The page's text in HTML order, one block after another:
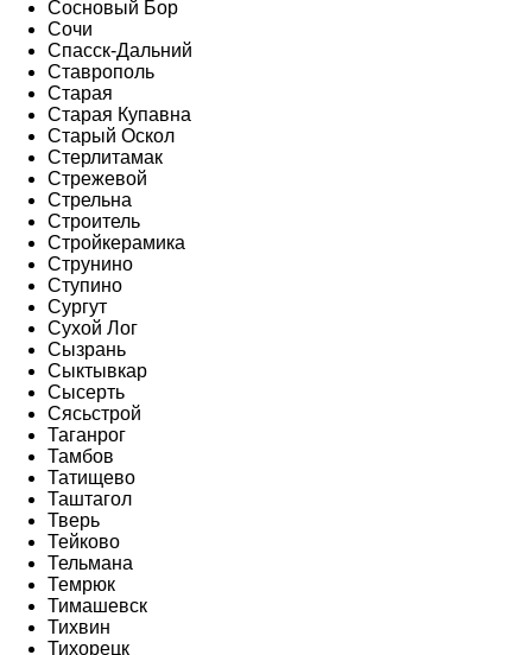
Сосновый Бор
Сочи
Спасск-Дальний
Ставрополь
Старая
Старая Купавна
Старый Оскол
Стерлитамак
Стрежевой
Стрельна
Строитель
Стройкерамика
Струнино
Ступино
Сургут
Сухой Лог
Сызрань
Сыктывкар
Сысерть
Сясьстрой
Таганрог
Тамбов
Татищево
Таштагол
Тверь
Тейково
Тельмана
Темрюк
Тимашевск
Тихвин
Тихорецк